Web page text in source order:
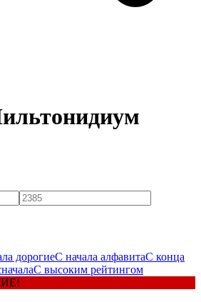
дорогиеС начала алфавитаС конца
С высоким рейтингом